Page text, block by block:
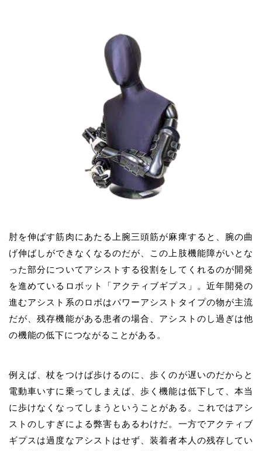
肘を伸ばす筋肉にあたる上腕三頭筋が麻痺すると、腕の曲
げ伸ばしができなくなるのだが、この上肢機能障がいとな
った部分についてアシストする役割をしてくれるのが開発
を進めているロボット「アクティブギプス」。近年開発の
進むアシスト系のロボはパワーアシストタイプの物が主流
だが、残存機能がある患者の場合、アシストのし過ぎは他
の機能の低下につながることがある。
例えば、杖をつけば歩けるのに、歩くのが遅いのだからと
電動車いすに乗ってしまえば、歩く機能は低下して、本当
に歩けなくなってしまうということがある。これではアシ
ストのしすぎによる弊害もあるわけだ。一方でアクティブ
ギプスは過度なアシストはせず、装着者本人の残存してい